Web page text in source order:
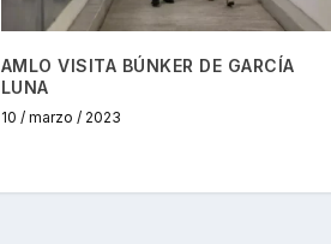
AMLO VISITA BÚNKER DE GARCÍA
LUNA
10 / marzo / 2023